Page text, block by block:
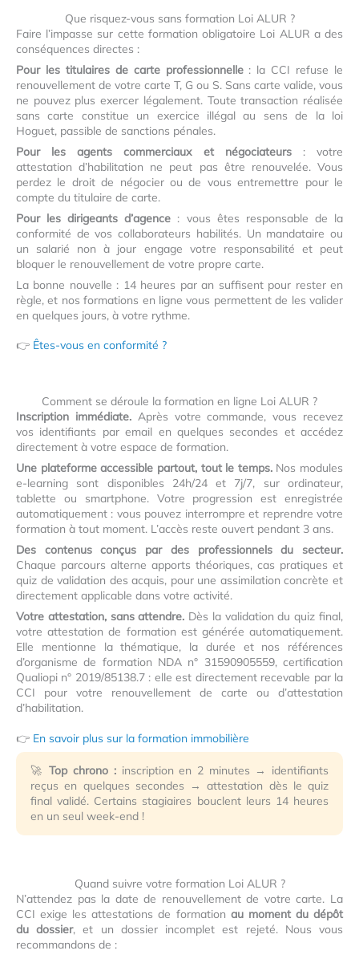
Que risquez-vous sans formation Loi ALUR ?
Faire l’impasse sur cette formation obligatoire Loi ALUR a des
conséquences directes :
Pour les titulaires de carte professionnelle: la CCI refuse le
renouvellement de votre carte T, G ou S. Sans carte valide, vous
ne pouvez plus exercer légalement. Toute transaction réalisée
sans carte constitue un exercice illégal au sens de la loi
Hoguet, passible de sanctions pénales.
Pour les agents commerciaux et négociateurs: votre
attestation d’habilitation ne peut pas être renouvelée. Vous
perdez le droit de négocier ou de vous entremettre pour le
compte du titulaire de carte.
Pour les dirigeants d’agence : vous êtes responsable de la
conformité de vos collaborateurs habilités. Un mandataire ou
un salarié non à jour engage votre responsabilité et peut
bloquer le renouvellement de votre propre carte.
La bonne nouvelle : 14 heures par an suffisent pour rester en
règle, et nos formations en ligne vous permettent de les valider
en quelques jours, à votre rythme.
👉 Êtes-vous en conformité ?
Comment se déroule la formation en ligne Loi ALUR ?
Inscription immédiate.Après votre commande, vous recevez
vos identifiants par email en quelques secondes et accédez
directement à votre espace de formation.
Une plateforme accessible partout, tout le temps.Nos modules
e-learning sont disponibles 24h/24 et 7j/7, sur ordinateur,
tablette ou smartphone. Votre progression est enregistrée
automatiquement : vous pouvez interrompre et reprendre votre
formation à tout moment. L’accès reste ouvert pendant 3 ans.
Des contenus conçus par des professionnels du secteur.
Chaque parcours alterne apports théoriques, cas pratiques et
quiz de validation des acquis, pour une assimilation concrète et
directement applicable dans votre activité.
Votre attestation, sans attendre. Dès la validation du quiz final,
votre attestation de formation est générée automatiquement.
Elle mentionne la thématique, la durée et nos références
d’organisme de formation NDA n° 31590905559, certification
Qualiopi n° 2019/85138.7 : elle est directement recevable par la
CCI pour votre renouvellement de carte ou d’attestation
d’habilitation.
👉 En savoir plus sur la formation immobilière
🚀Top chrono :inscription en 2 minutes → identifiants
reçus en quelques secondes → attestation dès le quiz
final validé. Certains stagiaires bouclent leurs 14 heures
en un seul week-end !
Quand suivre votre formation Loi ALUR ?
N’attendez pas la date de renouvellement de votre carte. La
CCI exige les attestations de formation au moment du dépôt
du dossier, et un dossier incomplet est rejeté. Nous vous
recommandons de :